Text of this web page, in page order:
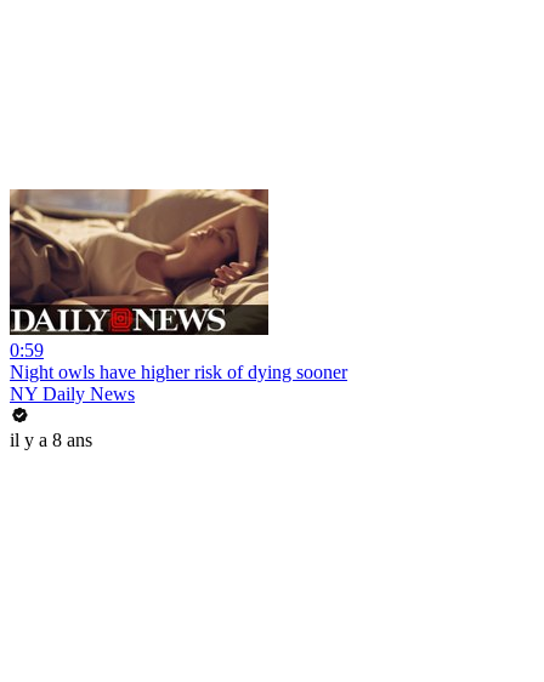
0:59
Night owls have higher risk of dying sooner
NY Daily News
il y a 8 ans